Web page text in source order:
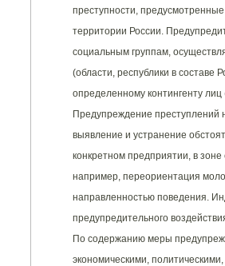
преступности,
территории России.
социальным группам,
(области, республики в составе
определенному контингенту
Предупреждение преступлений
выявление и устранение
конкретном предприятии, в
например, переориентация
направленностью поведения.
предупредительного
По содержанию меры
экономическими,